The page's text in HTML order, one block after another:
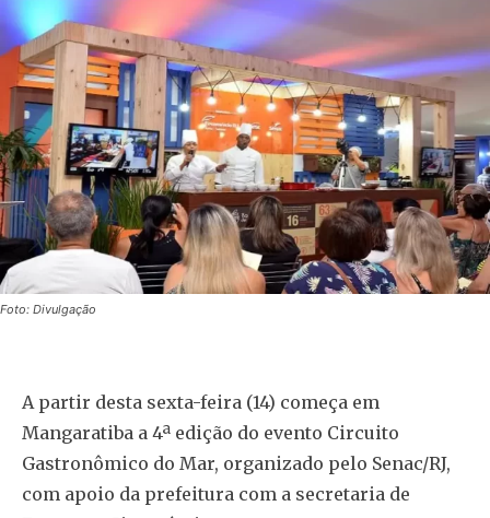
Foto: Divulgação
A partir desta sexta-feira (14) começa em
Mangaratiba a 4ª edição do evento Circuito
Gastronômico do Mar, organizado pelo Senac/RJ,
com apoio da prefeitura com a secretaria de